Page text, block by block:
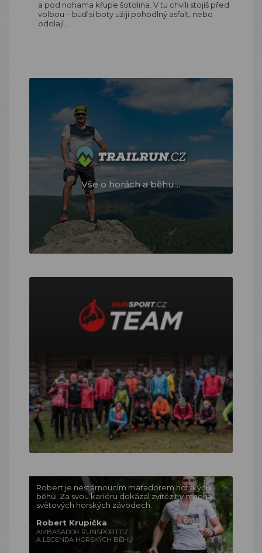
a pod nohama křupe šotolina. V tu chvíli stojíš před
volbou – buď si boty užijí pohodlný asfalt, nebo
odolají…
Vše o horách a běhu…
Robert je nestárnoucím matadorem horských
běhů. Za svou kariéru dokázal zvítězit v mnoha
světových horských závodech.
Robert Krupička
AMBASADOR RUNSPORT.CZ
A LEGENDA HORSKÝCH BĚHŮ